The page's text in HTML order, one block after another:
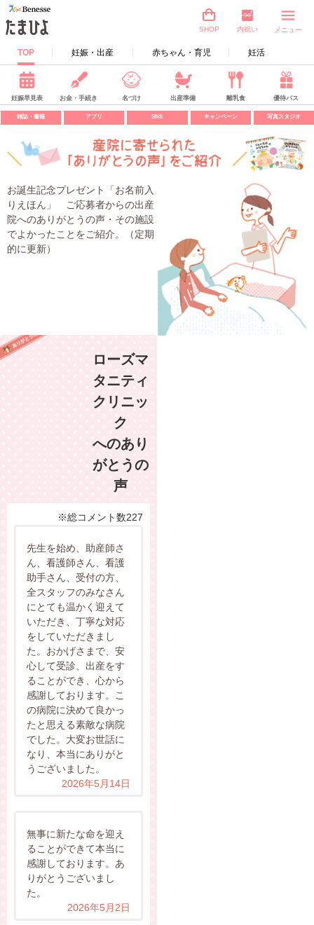
TOP 妊娠・出産 赤ちゃん・育児 妊活
SHOP 内祝い メニュー
妊娠早見表 お金・手続き 名づけ 出産準備 離乳食 優待パス
雑誌・書籍 アプリ SNS キャンペーン 写真スタジオ
お誕生記念プレゼント「お名前入
りえほん」 ご応募者からの出産
院へのありがとうの声・その施設
でよかったことをご紹介。（定期
的に更新）
ローズマ
タニティ
クリニッ
ク
へのあり
がとうの
声
※総コメント数227
先生を始め、助産師さ
ん、看護師さん、看護
助手さん、受付の方、
全スタッフのみなさん
にとても温かく迎えて
いただき、丁寧な対応
をしていただきまし
た。おかげさまで、安
心して受診、出産をす
ることができ、心から
感謝しております。こ
の病院に決めて良かっ
たと思える素敵な病院
でした。大変お世話に
なり、本当にありがと
うございました。
2026年5月14日
無事に新たな命を迎え
ることができて本当に
感謝しております。あ
りがとうございまし
た。
2026年5月2日